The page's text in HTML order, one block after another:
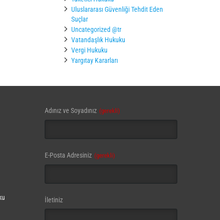
Uluslararası Güvenliği Tehdit Eden
Suçlar
Uncategorized @tr
Vatandaşlık Hukuku
Vergi Hukuku
Yargıtay Kararları
Company
Name (gerekli)
Adınız ve Soyadınız (gerekli)
E-Posta Adresiniz (gerekli)
İletiniz